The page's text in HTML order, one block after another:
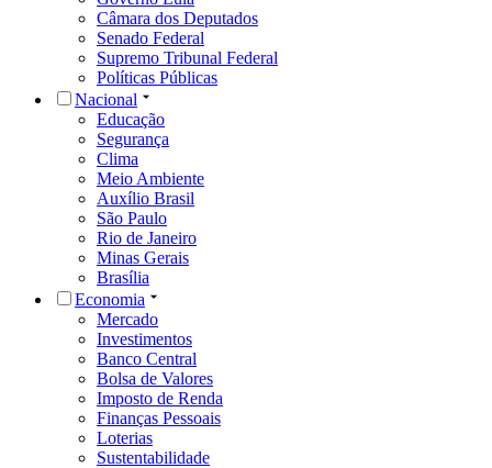
Câmara dos Deputados
Senado Federal
Supremo Tribunal Federal
Políticas Públicas
Nacional
Educação
Segurança
Clima
Meio Ambiente
Auxílio Brasil
São Paulo
Rio de Janeiro
Minas Gerais
Brasília
Economia
Mercado
Investimentos
Banco Central
Bolsa de Valores
Imposto de Renda
Finanças Pessoais
Loterias
Sustentabilidade